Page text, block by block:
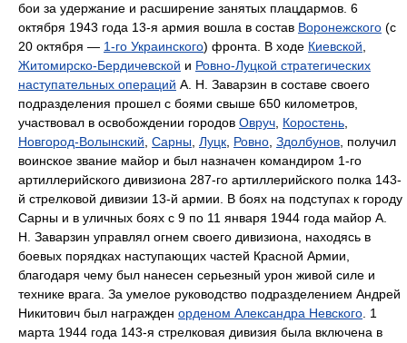
бои за удержание и расширение занятых плацдармов. 6
октября 1943 года 13-я армия вошла в состав Воронежского (с
20 октября — 1-го Украинского) фронта. В ходе Киевской
Житомирско-Бердичевской и Ровно-Луцкой стратегических
наступательных операций А. Н. Заварзин в составе своего
подразделения прошел с боями свыше 650 километров,
участвовал в освобождении городов Овруч Коростень
Новгород-Волынский Сарны Луцк Ровно Здолбунов , получил
воинское звание майор и был назначен командиром 1-го
артиллерийского дивизиона 287-го артиллерийского полка 143-
й стрелковой дивизии 13-й армии. В боях на подступах к городу
Сарны и в уличных боях с 9 по 11 января 1944 года майор А.
Н. Заварзин управлял огнем своего дивизиона, находясь в
боевых порядках наступающих частей Красной Армии,
благодаря чему был нанесен серьезный урон живой силе и
технике врага. За умелое руководство подразделением Андрей
Никитович был награжден орденом Александра Невского . 1
марта 1944 года 143-я стрелковая дивизия была включена в